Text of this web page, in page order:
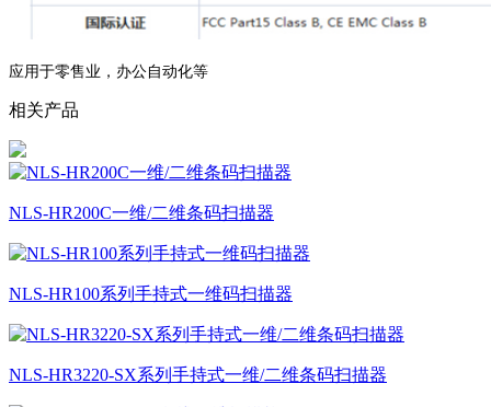
应用于零售业，办公自动化等
相关产品
NLS-HR200C一维/二维条码扫描器
NLS-HR100系列手持式一维码扫描器
NLS-HR3220-SX系列手持式一维/二维条码扫描器